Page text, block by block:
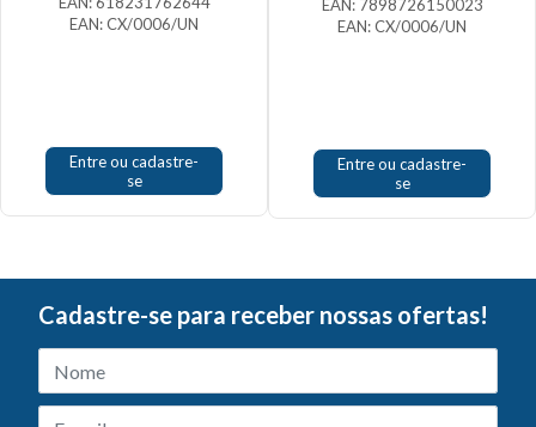
EAN: CX/0006/UN
Entre ou cadastre-
se
EAN: 7898726150023
EAN: CX/0006/UN
Entre ou cadastre-
se
Cadastre-se para receber nossas ofertas!